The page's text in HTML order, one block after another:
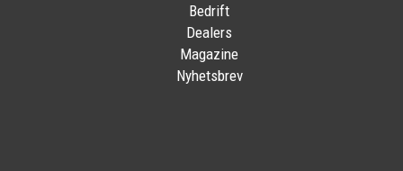
Bedrift
Dealers
Magazine
Nyhetsbrev